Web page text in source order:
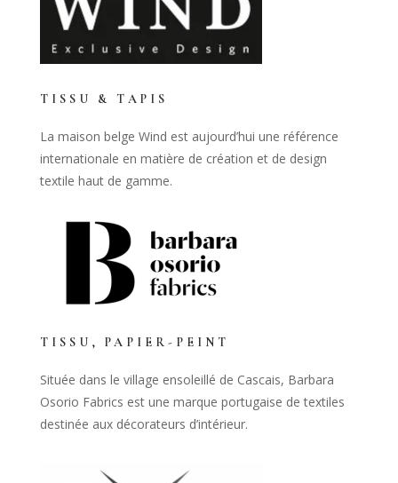
TISSU & TAPIS
La maison belge Wind est aujourd’hui une référence
internationale en matière de création et de design
textile haut de gamme.
TISSU, PAPIER-PEINT
Située dans le village ensoleillé de Cascais, Barbara
Osorio Fabrics est une marque portugaise de textiles
destinée aux décorateurs d’intérieur.